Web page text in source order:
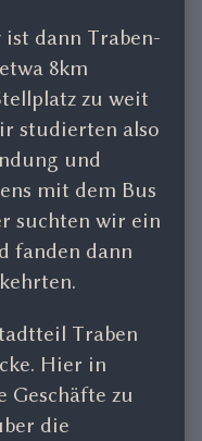
dann Traben-
8km
zu weit
studierten also
und
mit dem Bus
suchten wir ein
fanden dann
Traben
Hier in
Geschäfte zu
die